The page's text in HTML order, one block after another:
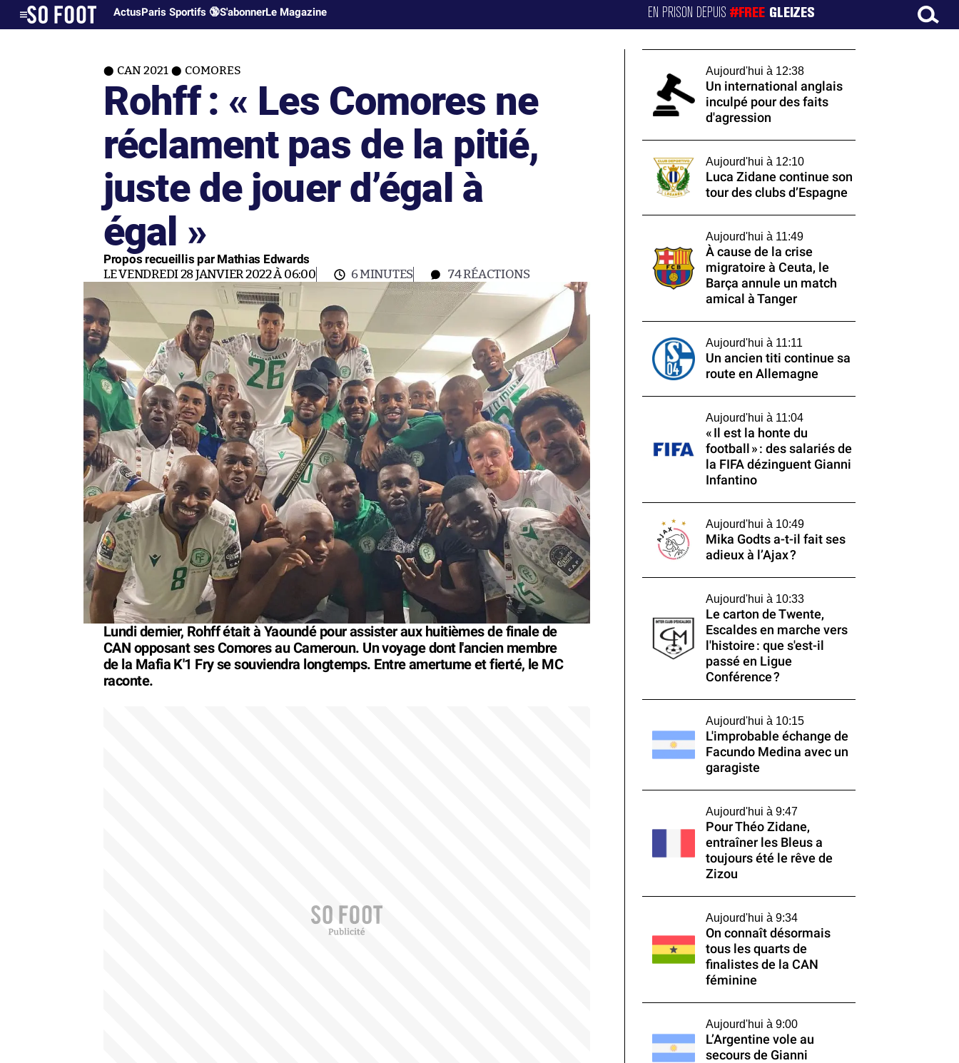
ActusParis Sportifs 🔞S'abonnerLe Magazine EN PRISON DEPUIS#FREE GLEIZES
CAN 2021 COMORES
Rohff : « Les Comores ne
réclament pas de la pitié,
juste de jouer d’égal à
égal »
Propos recueillis par Mathias Edwards
LE VENDREDI 28 JANVIER 2022 À 06:00 6 MINUTES 74RÉACTIONS
Lundi dernier, Rohff était à Yaoundé pour assister aux huitièmes de finale de
CAN opposant ses Comores au Cameroun. Un voyage dont l'ancien membre
de la Mafia K'1 Fry se souviendra longtemps. Entre amertume et fierté, le MC
raconte.
Aujourd'hui à 12:38
Un international anglais
inculpé pour des faits
d'agression
Aujourd'hui à 12:10
Luca Zidane continue son
tour des clubs d’Espagne
Aujourd'hui à 11:49
À cause de la crise
migratoire à Ceuta, le
Barça annule un match
amical à Tanger
Aujourd'hui à 11:11
Un ancien titi continue sa
route en Allemagne
Aujourd'hui à 11:04
« Il est la honte du
football » : des salariés de
la FIFA dézinguent Gianni
Infantino
Aujourd'hui à 10:49
Mika Godts a-t-il fait ses
adieux à l’Ajax ?
Aujourd'hui à 10:33
Le carton de Twente,
Escaldes en marche vers
l'histoire : que s'est-il
passé en Ligue
Conférence ?
Aujourd'hui à 10:15
L'improbable échange de
Facundo Medina avec un
garagiste
Aujourd'hui à 9:47
Pour Théo Zidane,
entraîner les Bleus a
toujours été le rêve de
Zizou
Aujourd'hui à 9:34
On connaît désormais
tous les quarts de
finalistes de la CAN
féminine
Aujourd'hui à 9:00
L’Argentine vole au
secours de Gianni